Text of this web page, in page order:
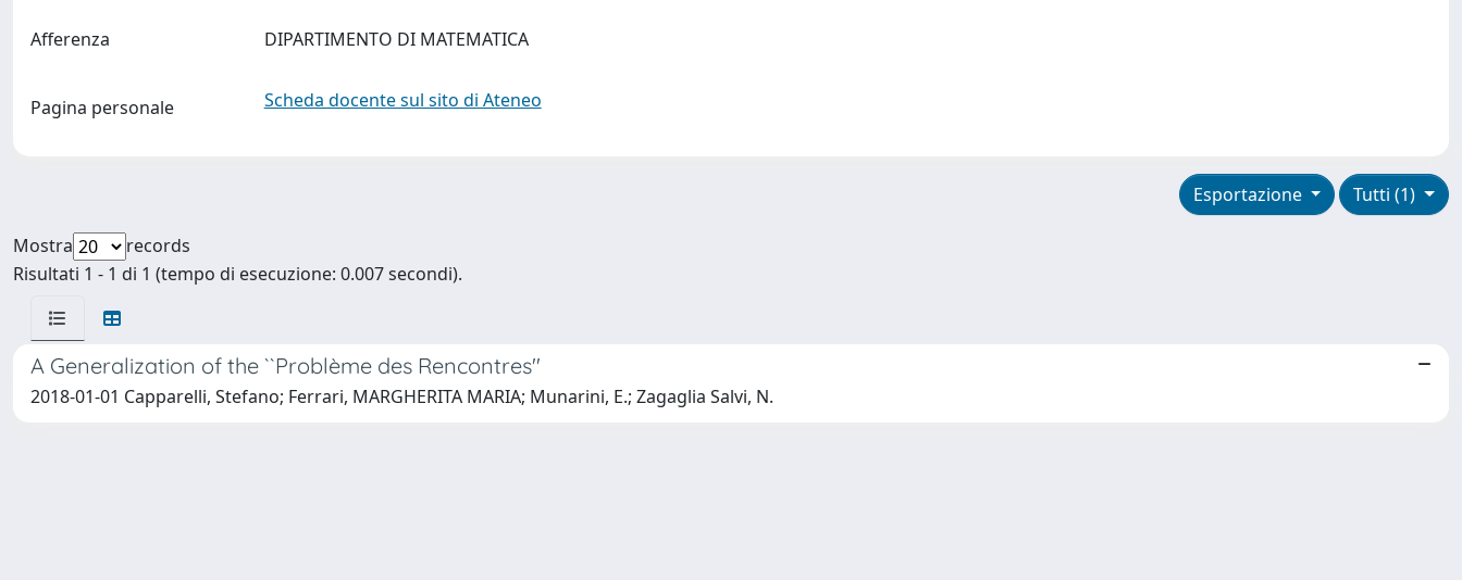
Afferenza DIPARTIMENTO DI MATEMATICA
Pagina personale Scheda docente sul sito di Ateneo
Tutti (1)
Esportazione
Mostra
records
Risultati 1 - 1 di 1 (tempo di esecuzione: 0.007 secondi).
A Generalization of the ``Problème des Rencontres''
2018-01-01 Capparelli, Stefano; Ferrari, MARGHERITA MARIA; Munarini, E.; Zagaglia Salvi, N.